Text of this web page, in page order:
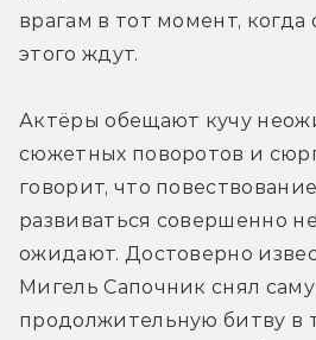
врагам в тот момент,
этого ждут.
Актёры обещают кучу
сюжетных поворотов и
говорит, что
развиваться совершенно
ожидают. Достоверно
Мигель Сапочник снял
продолжительную битву в